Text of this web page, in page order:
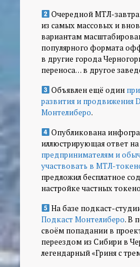
Очередной МТЛ-
из самых массовых и
вариантам
популярного формата
в другие города
переноса… в другое
Объявлен ещё один
развития и продвижения
Монтелиберо.
Опубликована
иллюстрирующая ответ
предпринимателям и
участвовать в МТЛ-
предложил бесплатное
настройке частных
На базе подкаст-
Подкаст Монтелиберо. В
своём попадании в
переездом из Сибири в
легендарный «Гриня с